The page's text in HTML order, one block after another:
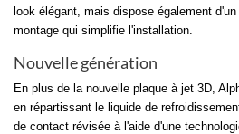
look élégant, mais dispose également
montage qui simplifie l'installation.
Nouvelle génération
En plus de la nouvelle plaque à jet 3D,
en répartissant le liquide de
de contact révisée à l'aide d'une